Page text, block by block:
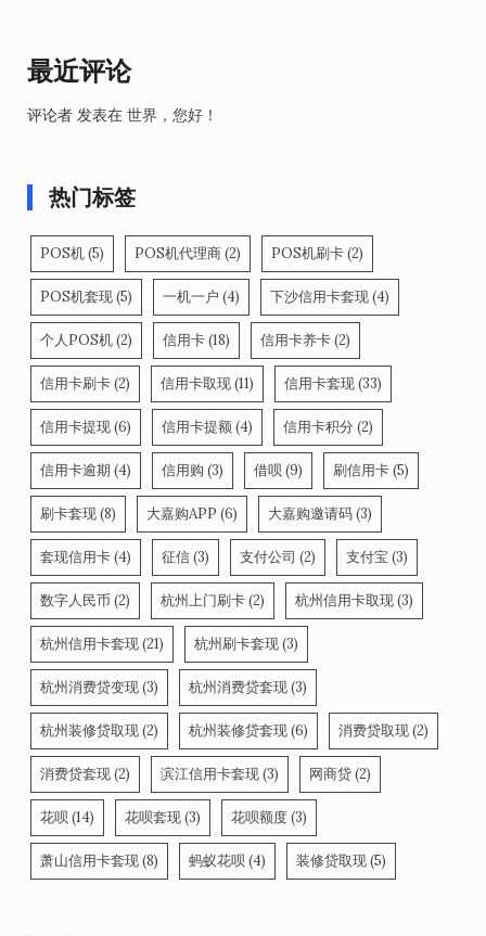
最近评论
评论者 发表在 世界，您好！
热门标签
POS机(5) POS机代理商(2) POS机刷卡(2)
POS机套现(5) 一机一户 (4) 下沙信用卡套现(4)
个人POS机(2) 信用卡(18) 信用卡养卡(2)
信用卡刷卡(2) 信用卡取现(11) 信用卡套现(33)
信用卡提现(6) 信用卡提额(4) 信用卡积分 (2)
信用卡逾期 (4) 信用购 (3) 借呗 (9) 刷信用卡(5)
刷卡套现(8) 大嘉购APP (6) 大嘉购邀请码(3)
套现信用卡(4) 征信(3) 支付公司 (2) 支付宝 (3)
数字人民币 (2) 杭州上门刷卡(2) 杭州信用卡取现(3)
杭州信用卡套现(21) 杭州刷卡套现(3)
杭州消费贷变现(3) 杭州消费贷套现(3)
杭州装修贷取现(2) 杭州装修贷套现(6) 消费贷取现(2)
消费贷套现(2) 滨江信用卡套现(3) 网商贷(2)
花呗 (14) 花呗套现(3) 花呗额度(3)
萧山信用卡套现(8) 蚂蚁花呗 (4) 装修贷取现(5)